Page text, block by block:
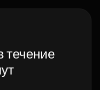
течение